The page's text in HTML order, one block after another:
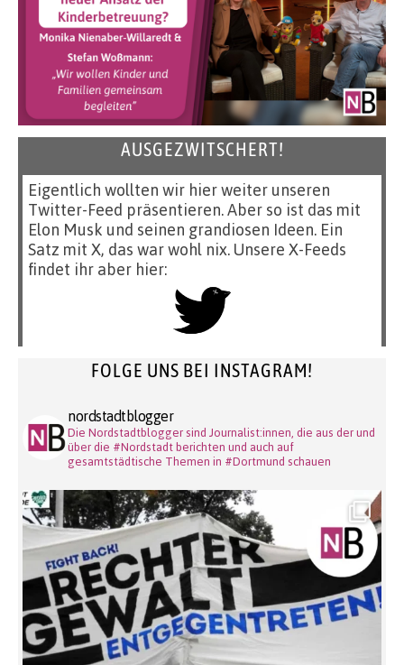
AUSGEZWITSCHERT!
Eigentlich wollten wir hier weiter unseren
Twitter-Feed präsentieren. Aber so ist das mit
Elon Musk und seinen grandiosen Ideen. Ein
Satz mit X, das war wohl nix. Unsere X-Feeds
findet ihr aber hier:
FOLGE UNS BEI INSTAGRAM!
nordstadtblogger
Die Nordstadtblogger sind Journalist:innen, die aus der und
über die #Nordstadt berichten und auch auf
gesamtstädtische Themen in #Dortmund schauen